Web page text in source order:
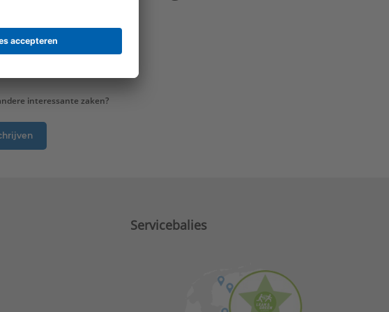
interessante zaken?
Servicebalies